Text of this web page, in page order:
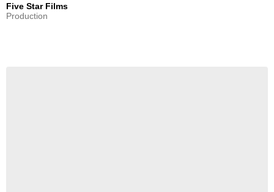
Five Star Films
Production